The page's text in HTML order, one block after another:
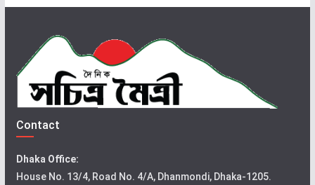
Contact
Dhaka Office:
House No. 13/4, Road No. 4/A, Dhanmondi, Dhaka-1205.